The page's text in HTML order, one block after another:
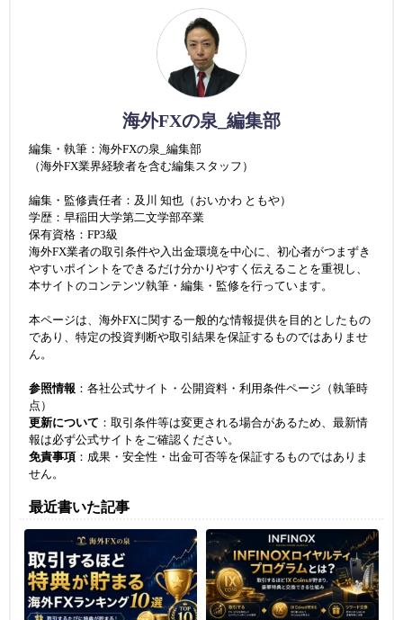
海外FXの泉_編集部
編集・執筆：海外FXの泉_編集部
（海外FX業界経験者を含む編集スタッフ）
編集・監修責任者：及川 知也（おいかわ ともや）
学歴：早稲田大学第二文学部卒業
保有資格：FP3級
海外FX業者の取引条件や入出金環境を中心に、初心者がつまずき
やすいポイントをできるだけ分かりやすく伝えることを重視し、
本サイトのコンテンツ執筆・編集・監修を行っています。
本ページは、海外FXに関する一般的な情報提供を目的としたもの
であり、特定の投資判断や取引結果を保証するものではありませ
ん。
参照情報 ：各社公式サイト・公開資料・利用条件ページ（執筆時
点）
更新について ：取引条件等は変更される場合があるため、最新情
報は必ず公式サイトをご確認ください。
免責事項 ：成果・安全性・出金可否等を保証するものではありま
せん。
最近書いた記事